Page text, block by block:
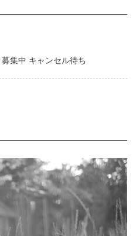
募集中 キャンセル待ち